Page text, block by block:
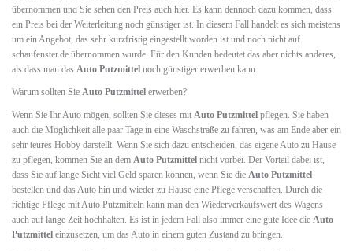
übernommen und Sie sehen den Preis auch hier. Es kann dennoch dazu kommen, dass
ein Preis bei der Weiterleitung noch günstiger ist. In diesem Fall handelt es sich meistens
um ein Angebot, das sehr kurzfristig eingestellt worden ist und noch nicht auf
schaufenster.de übernommen wurde. Für den Kunden bedeutet das aber nichts anderes,
als dass man das Auto Putzmittel noch günstiger erwerben kann.
Warum sollten Sie Auto Putzmittel erwerben?
Wenn Sie Ihr Auto mögen, sollten Sie dieses mit Auto Putzmittel pflegen. Sie haben
auch die Möglichkeit alle paar Tage in eine Waschstraße zu fahren, was am Ende aber ein
sehr teures Hobby darstellt. Wenn Sie sich dazu entscheiden, das eigene Auto zu Hause
zu pflegen, kommen Sie an dem Auto Putzmittel nicht vorbei. Der Vorteil dabei ist,
dass Sie auf lange Sicht viel Geld sparen können, wenn Sie die Auto Putzmittel
bestellen und das Auto hin und wieder zu Hause eine Pflege verschaffen. Durch die
richtige Pflege mit Auto Putzmitteln kann man den Wiederverkaufswert des Wagens
auch auf lange Zeit hochhalten. Es ist in jedem Fall also immer eine gute Idee die Auto
Putzmittel einzusetzen, um das Auto in einem guten Zustand zu bringen.